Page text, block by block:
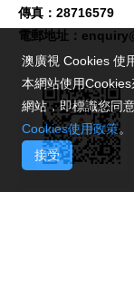
傳真：28716579
電郵地址：
澳廣視 Cookies 使
本網站使用
網站，即標識您同
Cookies使用政策。
接受